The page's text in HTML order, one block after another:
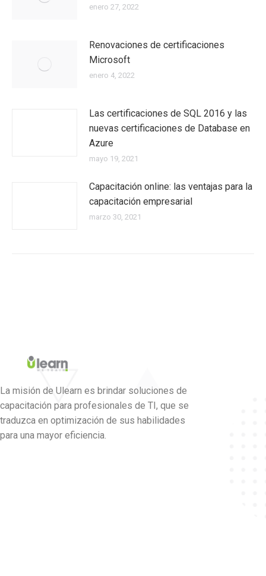
enero 27, 2022
Renovaciones de certificaciones
Microsoft
enero 4, 2022
Las certificaciones de SQL 2016 y las
nuevas certificaciones de Database en
Azure
mayo 19, 2021
Capacitación online: las ventajas para la
capacitación empresarial
marzo 30, 2021
La misión de Ulearn es brindar soluciones de
capacitación para profesionales de TI, que se
traduzca en optimización de sus habilidades
para una mayor eficiencia.